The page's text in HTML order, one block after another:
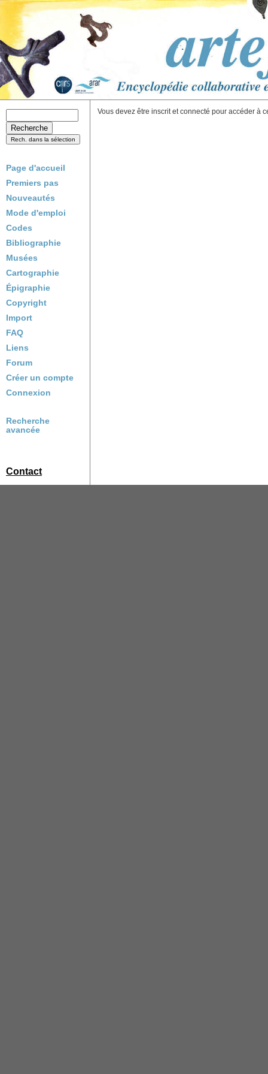
Page d'accueil
Premiers pas
Nouveautés
Mode d'emploi
Codes
Bibliographie
Musées
Cartographie
Épigraphie
Copyright
Import
FAQ
Liens
Forum
Créer un compte
Connexion
Recherche
avancée
Contact
Vous devez être inscrit et connecté pour accéder à